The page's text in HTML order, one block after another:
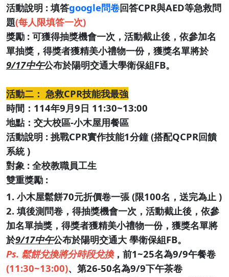
活動說明 : 填答google問卷回答CPR與AED等急救問
題(每人限填答一次)
獎勵 : 可獲得抽獎機會一次，活動截止後，依參加名
單抽獎，得獎者獲精美小禮物一份，獲獎名單將於
9/17中午公布於陽明交通大學衛保組FB。
活動二： 急救CPR技能我最強
時間：114年9月9日 11:30~13:00
地點：交大校區-小木屋用餐區
活動說明 : 挑戰CPR實作技能1分鐘 (搭配QCPR回饋
系統 )
對象 : 全校教職員工生
雙重獎勵 :
1. 小木屋鬆餅70元折價卷一張 (限100名，送完為止 )
2. 填後測問卷，得抽獎機會一次，活動截止後，依參
加名單抽獎，得獎者獲精美小禮物一份，獲獎名單將
於9/17中午公布於陽明交通大 學衛保組FB。
Ps. 鬆餅兌換將分時段兌換，前1~25名為9/9午餐卷
(11:30~13:00)、第26-50名為9/9下午茶卷